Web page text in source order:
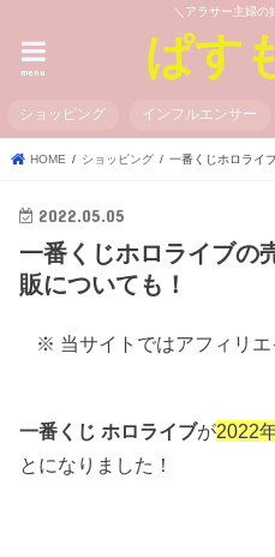
＼アラサー主婦の
ぱす
menu
ショッピング インフルエンサー
HOME ショッピング 一番くじホロライ
2022.05.05
一番くじホロライブの
販についても！
※ 当サイトではアフィリ
一番くじ ホロライブが2022
とになりました！